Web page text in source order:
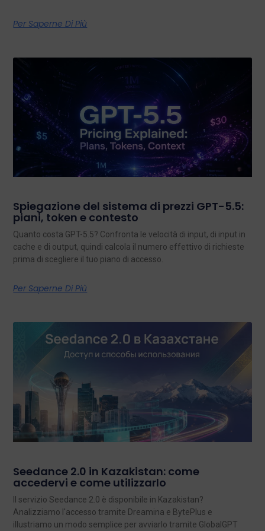
Per Saperne Di Più
Spiegazione del sistema di prezzi GPT-5.5:
piani, token e contesto
Quanto costa GPT-5.5? Confronta le velocità di input, di input in
cache e di output, quindi calcola il numero effettivo di richieste
prima di scegliere il tuo piano di accesso.
Per Saperne Di Più
Seedance 2.0 in Kazakistan: come
accedervi e come utilizzarlo
Il servizio Seedance 2.0 è disponibile in Kazakistan?
Analizziamo l'accesso tramite Dreamina e BytePlus e
illustriamo un modo semplice per avviarlo tramite GlobalGPT